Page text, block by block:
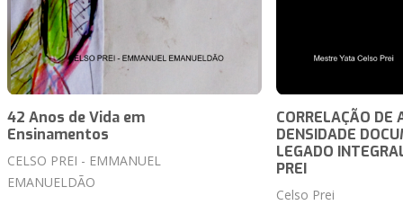
42 Anos de Vida em
Ensinamentos
CELSO PREI - EMMANUEL
EMANUELDÃO
CORRELAÇÃO DE
DENSIDADE
LEGADO
PREI
Celso Prei